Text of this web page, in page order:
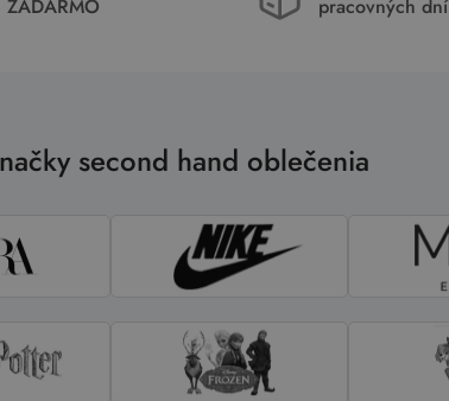
ZADARMO pracovných dní
second hand oblečenia